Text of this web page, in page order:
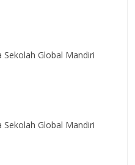
Global Mandiri
Global Mandiri